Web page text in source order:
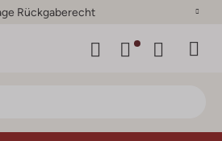
Rückgaberecht